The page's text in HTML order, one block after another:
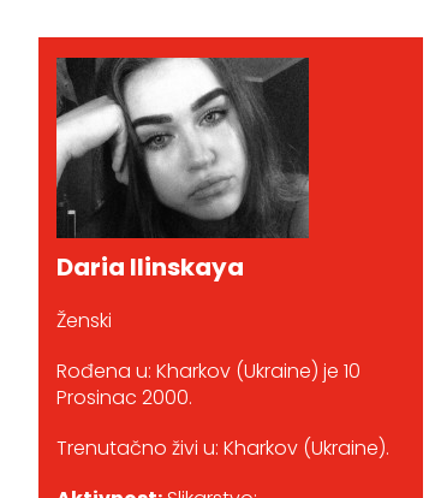
Daria Ilinskaya
Ženski
Rođena u: Kharkov (Ukraine) je 10
Prosinac 2000.
Trenutačno živi u: Kharkov (Ukraine).